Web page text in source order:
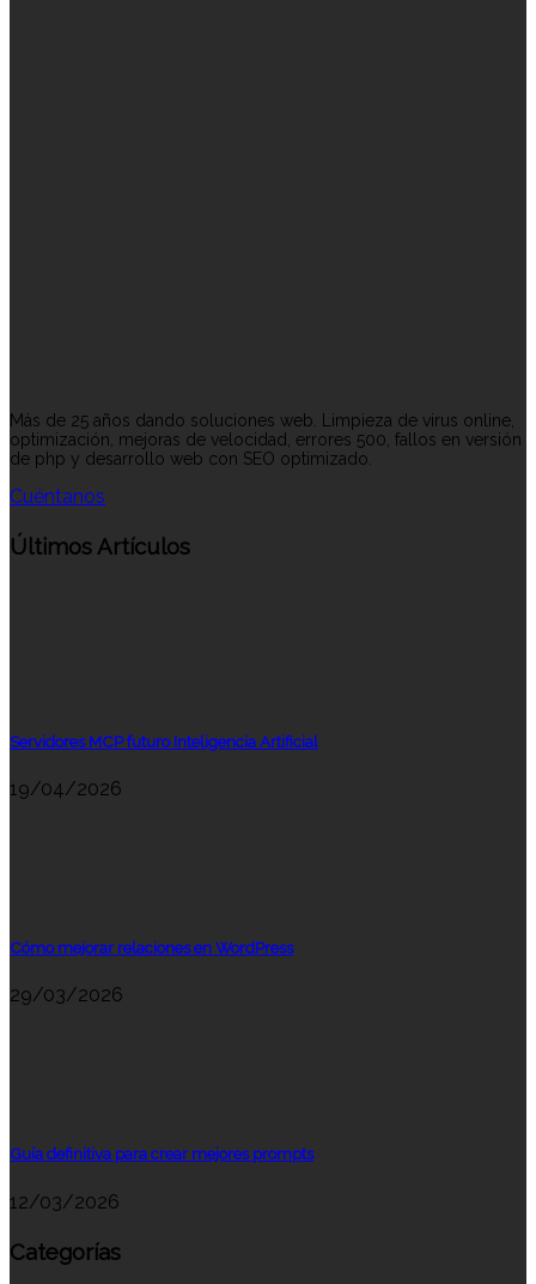
Más de 25 años dando soluciones web. Limpieza de virus online,
optimización, mejoras de velocidad, errores 500, fallos en versión
de php y desarrollo web con SEO optimizado.
Cuéntanos
Últimos Artículos
Servidores MCP futuro Inteligencia Artificial
19/04/2026
Cómo mejorar relaciones en WordPress
29/03/2026
Guía definitiva para crear mejores prompts
12/03/2026
Categorías